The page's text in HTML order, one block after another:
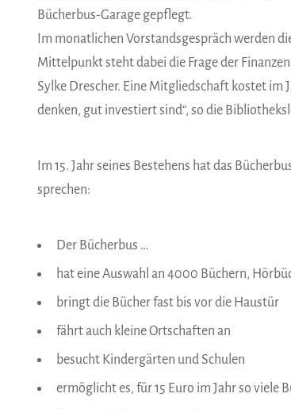
Bücherbus-Garage gepflegt.
Im monatlichen Vorstandsgespräch werden
Mittelpunkt steht dabei die Frage der
Sylke Drescher. Eine Mitgliedschaft kostet im
denken, gut investiert sind“, so die
Im 15. Jahr seines Bestehens hat das
sprechen:
Der Bücherbus …
hat eine Auswahl an 4000 Büchern,
bringt die Bücher fast bis vor die Haustür
fährt auch kleine Ortschaften an
besucht Kindergärten und Schulen
ermöglicht es, für 15 Euro im Jahr so viele